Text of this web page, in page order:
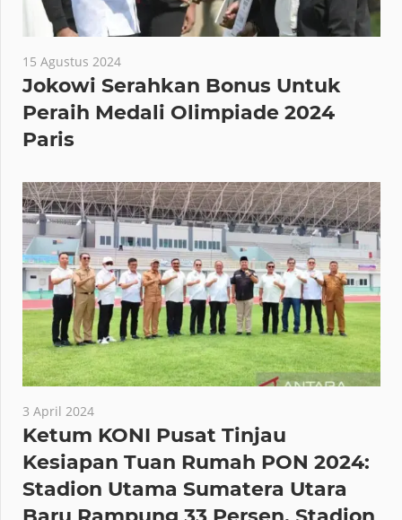
15 Agustus 2024
Jokowi Serahkan Bonus Untuk
Peraih Medali Olimpiade 2024
Paris
3 April 2024
Ketum KONI Pusat Tinjau
Kesiapan Tuan Rumah PON 2024:
Stadion Utama Sumatera Utara